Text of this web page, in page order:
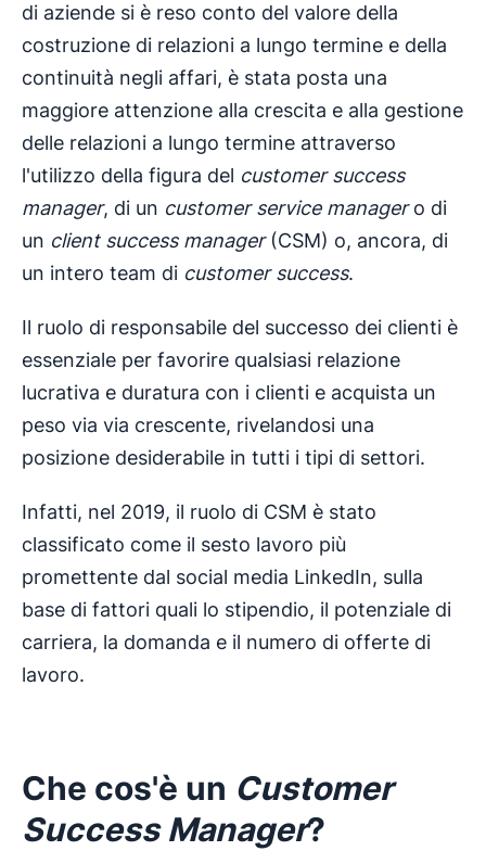
di aziende si è reso conto del valore della
costruzione di relazioni a lungo termine e della
continuità negli affari, è stata posta una
maggiore attenzione alla crescita e alla gestione
delle relazioni a lungo termine attraverso
l'utilizzo della figura del customer success
manager, di un customer service managero di
un client success manager(CSM) o, ancora, di
un intero team di customer success.
Il ruolo di responsabile del successo dei clienti è
essenziale per favorire qualsiasi relazione
lucrativa e duratura con i clienti e acquista un
peso via via crescente, rivelandosi una
posizione desiderabile in tutti i tipi di settori.
Infatti, nel 2019, il ruolo di CSM è stato
classificato come il sesto lavoro più
promettente dal social media LinkedIn, sulla
base di fattori quali lo stipendio, il potenziale di
carriera, la domanda e il numero di offerte di
lavoro.
Che cos'è un Customer
Success Manager?